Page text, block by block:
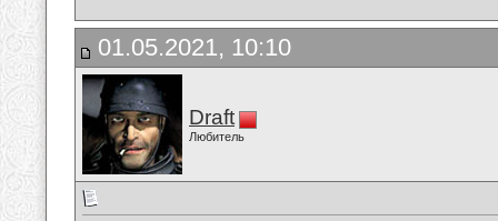
01.05.2021, 10:10
Draft
Любитель